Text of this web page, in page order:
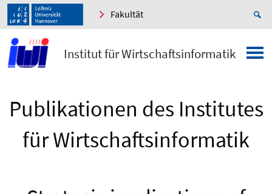
Fakultät
Institut für Wirtschaftsinformatik
Publikationen des Institutes
für Wirtschaftsinformatik